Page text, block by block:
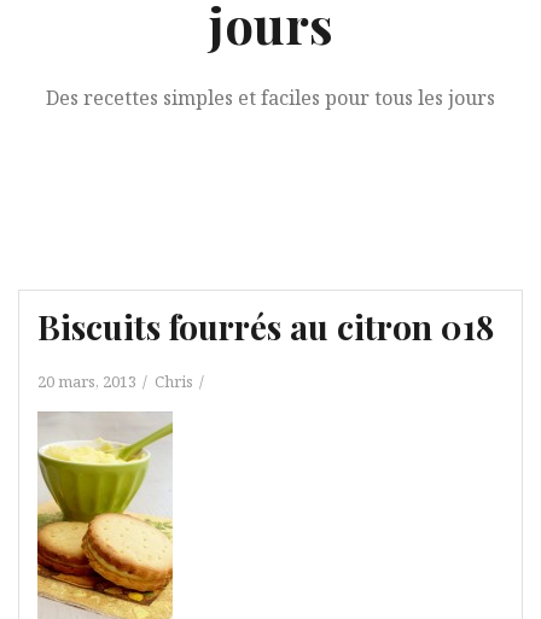
jours
Des recettes simples et faciles pour tous les jours
Biscuits fourrés au citron 018
20 mars, 2013 Chris